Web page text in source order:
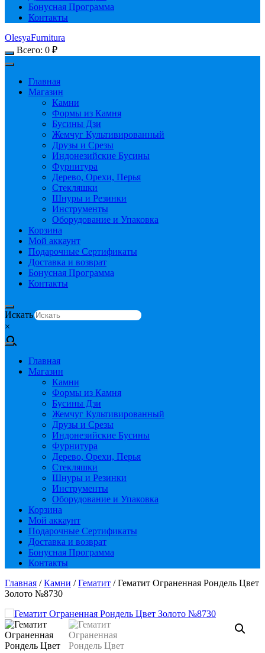
Бонусная Программа
Контакты
OlesyaFurnitura
Всего: 0 ₽
Главная
Магазин
Камни
Формы из Камня
Бусины Дзи
Жемчуг Культивированный
Друзы и Срезы
Индонезийские Бусины
Фурнитура
Дерево, Орехи, Перья
Стекляшки
Шнуры и Резинки
Инструменты
Оборудование и Упаковка
Корзина
Мой аккаунт
Подарочные Сертификаты
Доставка и возврат
Бонусная Программа
Контакты
Искать
×
Главная
Магазин
Камни
Формы из Камня
Бусины Дзи
Жемчуг Культивированный
Друзы и Срезы
Индонезийские Бусины
Фурнитура
Дерево, Орехи, Перья
Стекляшки
Шнуры и Резинки
Инструменты
Оборудование и Упаковка
Корзина
Мой аккаунт
Подарочные Сертификаты
Доставка и возврат
Бонусная Программа
Контакты
Главная /Камни /Гематит / Гематит Ограненная Рондель Цвет
Золото №8730